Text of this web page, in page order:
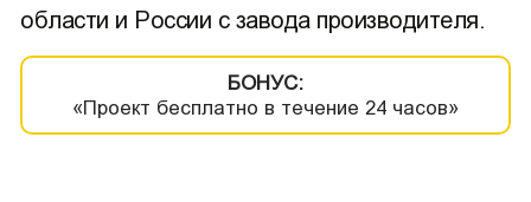
области и России с завода производителя.
БОНУС:
«Проект бесплатно в течение 24 часов»